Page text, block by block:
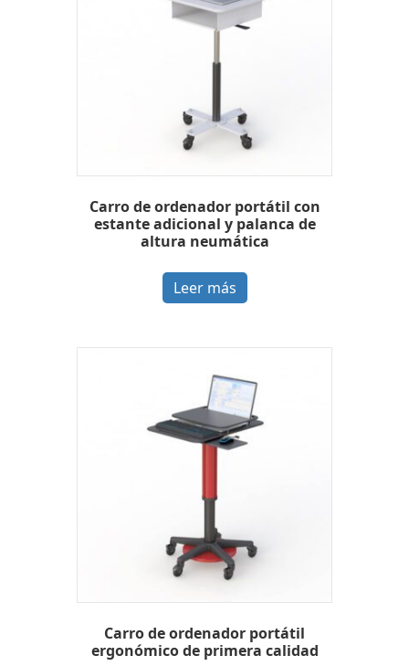
Carro de ordenador portátil con
estante adicional y palanca de
altura neumática
Leer más
Carro de ordenador portátil
ergonómico de primera calidad